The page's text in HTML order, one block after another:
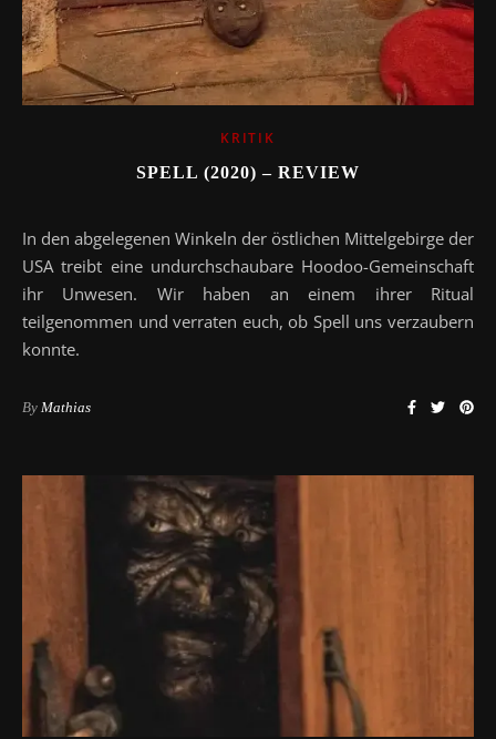
KRITIK
SPELL (2020) – REVIEW
In den abgelegenen Winkeln der östlichen Mittelgebirge der
USA treibt eine undurchschaubare Hoodoo-Gemeinschaft
ihr Unwesen. Wir haben an einem ihrer Ritual
teilgenommen und verraten euch, ob Spell uns verzaubern
konnte.
By Mathias